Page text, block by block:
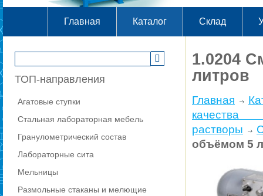
Главная Каталог Склад
ТОП-направления
Агатовые ступки
Стальная лабораторная мебель
Гранулометрический состав
Лабораторные сита
Мельницы
Размольные стаканы и мелющие
1.0204
литров
Главная
растворы
объёмом 5